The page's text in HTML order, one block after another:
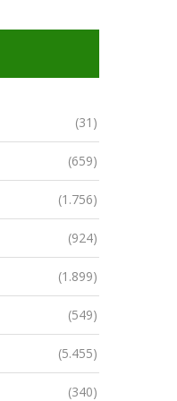
(31)
(659)
(1.756)
(924)
(1.899)
(549)
(5.455)
(340)